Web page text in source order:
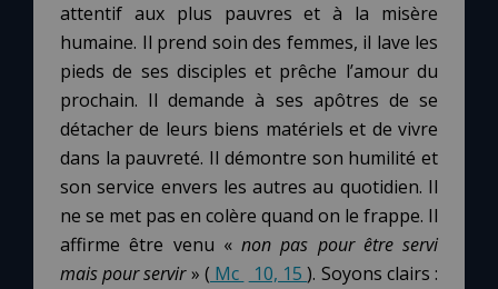
attentif aux plus pauvres et à la misère
humaine. Il prend soin des femmes, il lave les
pieds de ses disciples et prêche l’amour du
prochain. Il demande à ses apôtres de se
détacher de leurs biens matériels et de vivre
dans la pauvreté. Il démontre son humilité et
son service envers les autres au quotidien. Il
ne se met pas en colère quand on le frappe. Il
affirme être venu « non pas pour être servi
mais pour servir» ( Mc 10, 15). Soyons clairs :